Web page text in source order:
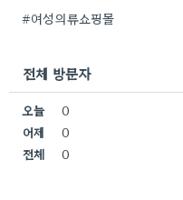
#여성의류쇼핑몰
전체 방문자
오늘
0
어제
0
전체
0